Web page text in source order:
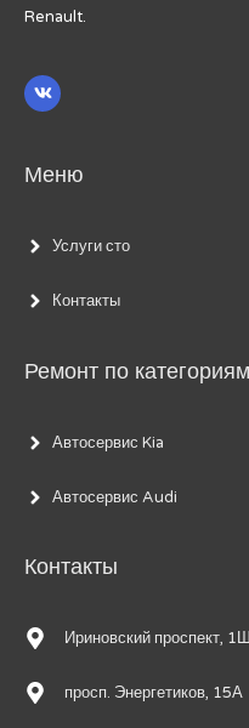
Renault.
Меню
Услуги сто
Контакты
Ремонт по категориям
Автосервис Kia
Автосервис Audi
Контакты
Ириновский проспект,
просп. Энергетиков, 15А